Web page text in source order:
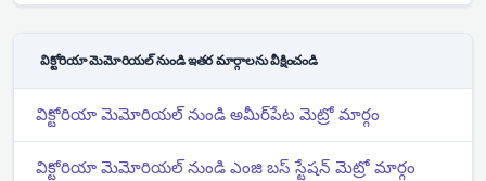
విక్టోరియా మెమోరియల్ నుండి ఇతర మార్గాలను వీక్షించండి
విక్టోరియా మెమోరియల్ నుండి అమీర్‌పేట మెట్రో మార్గం
విక్టోరియా మెమోరియల్ నుండి ఎంజి బస్ స్టేషన్ మెట్రో మార్గం